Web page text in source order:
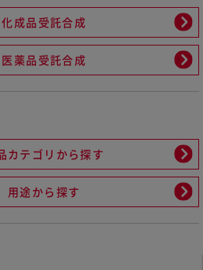
化成品受託合成
医薬品受託合成
カテゴリから探す
用途から探す